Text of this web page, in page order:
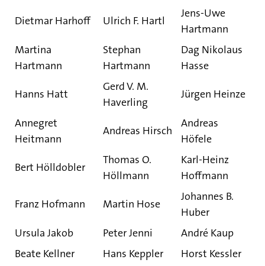
Dietmar Harhoff Ulrich F. Hartl
Jens-Uwe
Hartmann
Martina
Hartmann
Stephan
Hartmann
Dag Nikolaus
Hasse
Hanns Hatt
Gerd V. M.
Haverling
Jürgen Heinze
Annegret
Heitmann
Andreas Hirsch
Andreas
Höfele
Bert Hölldobler
Thomas O.
Höllmann
Karl-Heinz
Hoffmann
Franz Hofmann
Martin Hose
Johannes B.
Huber
Ursula Jakob
Peter Jenni
André Kaup
Beate Kellner
Hans Keppler
Horst Kessler